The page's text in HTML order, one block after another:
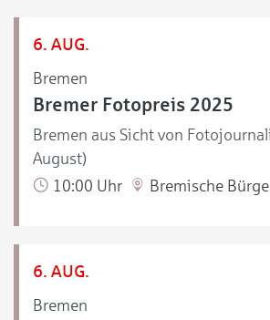
6. AUG.
Bremen
Bremer Fotopreis 2025
Bremen aus Sicht von
August)
10:00 Uhr
Bremische
6. AUG.
Bremen